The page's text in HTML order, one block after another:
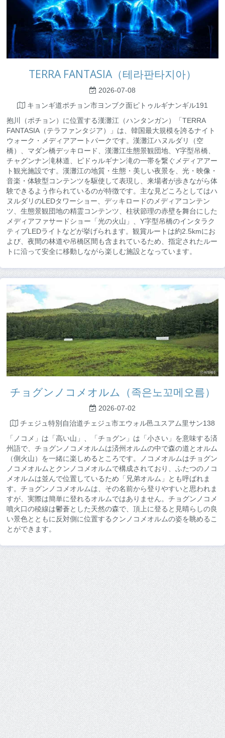
TERRA FANTASIA（테라판타지아）
2026-07-08
キョンギ道ポチョン市ヨンブク面ピトゥルギナンギル191
抱川（ポチョン）に位置する漢灘江（ハンタンガン）「TERRA
FANTASIA（テラファンタジア）」は、韓国最大規模を誇るナイト
ウォーク・メディアアートパークです。漢灘江ハヌルダリ（空
橋）、マダン橋デッキロード、漢灘江生態景観団地、Y字型吊橋、
チャグンナン滝林道、ピドゥルギナン滝の一帯を繋ぐメディアアー
ト観光施設です。漢灘江の地質・生態・美しい夜景を、光・映像・
音楽・体験型コンテンツを駆使して表現し、来場者が歩きながら体
験できるよう作られているのが特徴です。主な見どころとしてはハ
ヌルダリのLEDタワーショー、デッキロードのメディアコンテン
ツ、生態景観団地の精霊コンテンツ、柱状節理の赤壁を舞台にした
メディアファサードショー「光の火山」、Y字型吊橋のインタラク
ティブLEDライトなどが挙げられます。観賞ルートは約2.5kmにお
よび、夜間の林道や吊橋区間も含まれているため、指定されたルー
トに沿って安全に移動しながら楽しむ施設となっています。
チョグンノコメオルム（족은노꼬메오름）
2026-07-02
チェジュ特別自治道チェジュ市エウォル邑ユスアム里サン138
「ノコメ」は「高い山」、「チョグン」は「小さい」を意味する済
州語で、チョグンノコメオルムは済州オルムの中で森の道とオルム
（側火山）を一緒に楽しめるところです。ノコメオルムはチョグン
ノコメオルムとクンノコメオルムで構成されており、ふたつのノコ
メオルムは並んで位置しているため「兄弟オルム」とも呼ばれま
す。チョグンノコメオルムは、その名前から登りやすいと思われま
すが、実際は簡単に登れるオルムではありません。チョグンノコメ
噴火口の稜線は鬱蒼とした天然の森で、頂上に登ると見晴らしの良
い景色とともに反対側に位置するクンノコメオルムの姿を眺めるこ
とができます。